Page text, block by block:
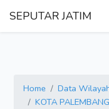
SEPUTAR JATIM
Home Data
KOTA PALEMBANG